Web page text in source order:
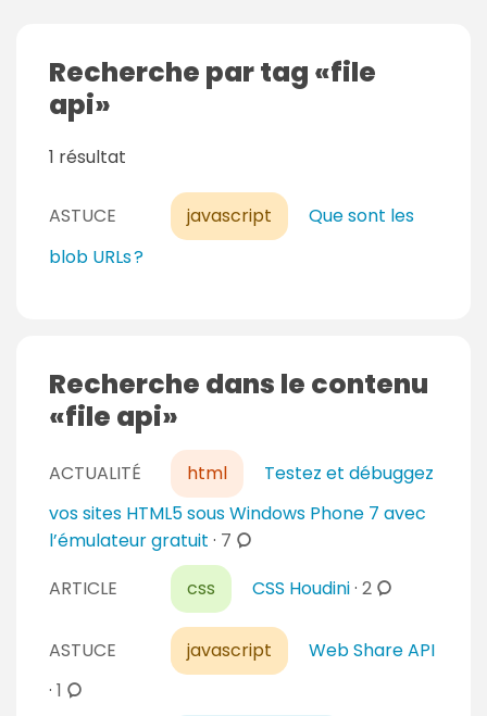
Recherche par tag
file
api
1 résultat
ASTUCE javascript
Que sont les
blob URLs ?
Recherche dans le contenu
file api
ACTUALITÉ html
Testez et débuggez
vos sites HTML5 sous Windows Phone 7 avec
l’émulateur gratuit · 7 c
m
e
n
ARTICLE css CSS Houdini· 2 c
o
m
ASTUCE javascript
Web Share API
· 1 c